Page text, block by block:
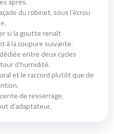
du robinet, sous l’écrou
si la goutte renaît
à la coupure suivante.
entre deux cycles
d’humidité.
et le raccord plutôt que de
de resserrage,
d’adaptateur.